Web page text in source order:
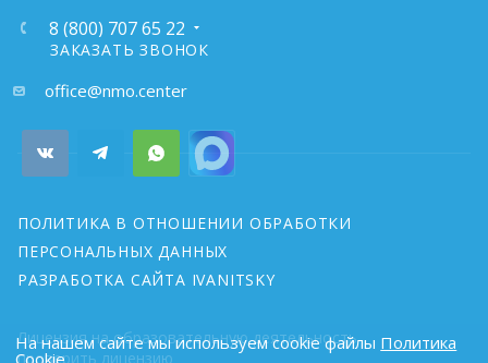
8 (800) 707 65 22
ЗАКАЗАТЬ ЗВОНОК
почта:office@nmo.center
ПОЛИТИКА В ОТНОШЕНИИ ОБРАБОТКИ
ПЕРСОНАЛЬНЫХ ДАННЫХ
РАЗРАБОТКА САЙТА IVANITSKY
Лицензия на образовательную деятельность
проверить лицензию
На нашем сайте мы используем cookie файлы Политика
Cookie.